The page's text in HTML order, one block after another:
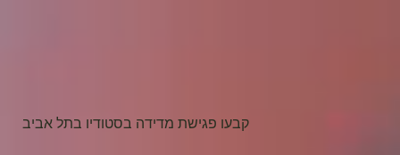
קבעו פגישת מדידה בסטודיו בתל אביב